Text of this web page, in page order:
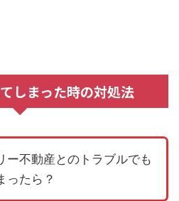
しまった時の対処法
ー不動産とのトラブルでも
ったら？